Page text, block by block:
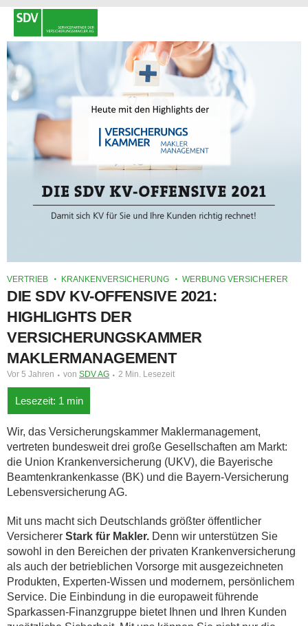
VERTRIEB KRANKENVERSICHERUNG WERBUNG VERSICHERER
DIE SDV KV-OFFENSIVE 2021:
HIGHLIGHTS DER
VERSICHERUNGSKAMMER
MAKLERMANAGEMENT
Vor 5 Jahren von SDV AG 2 Min. Lesezeit
Wir, das Versicherungskammer Maklermanagement,
vertreten bundesweit drei große Gesellschaften am Markt:
die Union Krankenversicherung (UKV), die Bayerische
Beamtenkrankenkasse (BK) und die Bayern-Versicherung
Lebensversicherung AG.
Mit uns macht sich Deutschlands größter öffentlicher
Versicherer Stark für Makler. Denn wir unterstützen Sie
sowohl in den Bereichen der privaten Krankenversicherung
als auch der betrieblichen Vorsorge mit ausgezeichneten
Produkten, Experten-Wissen und modernem, persönlichem
Service. Die Einbindung in die europaweit führende
Sparkassen-Finanzgruppe bietet Ihnen und Ihren Kunden